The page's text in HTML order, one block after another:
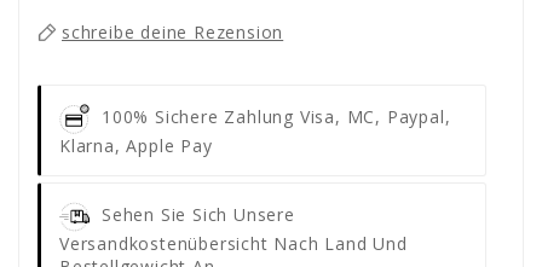
schreibe deine Rezension
100% Sichere Zahlung Visa, MC, Paypal,
Klarna, Apple Pay
Sehen Sie Sich Unsere
Versandkostenübersicht Nach Land Und